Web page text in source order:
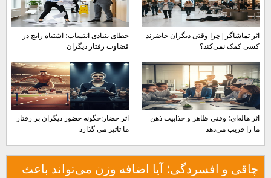
اثر تماشاگر | چرا وقتی دیگران حاضرند
کسی کمک نمی‌کند؟
خطای بنیادی انتساب؛ اشتباه رایج در
قضاوت رفتار دیگران
اثر هاله‌ای؛ وقتی ظاهر و جذابیت ذهن
ما را فریب می‌دهد
اثر حضار:چگونه حضور دیگران بر رفتار
ما تاثیر می گذارد
چاقی و افسردگی؛ آیا اضافه وزن می‌تواند باعث